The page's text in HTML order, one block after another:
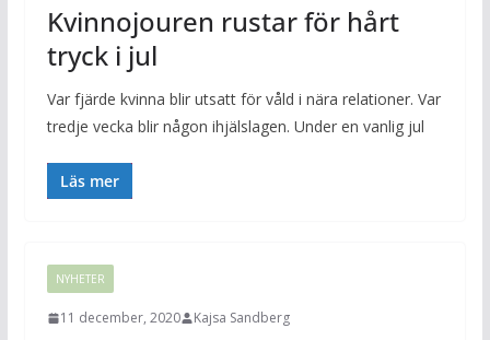
Kvinnojouren rustar för hårt
tryck i jul
Var fjärde kvinna blir utsatt för våld i nära relationer. Var
tredje vecka blir någon ihjälslagen. Under en vanlig jul
Läs mer
NYHETER
11 december, 2020 Kajsa Sandberg